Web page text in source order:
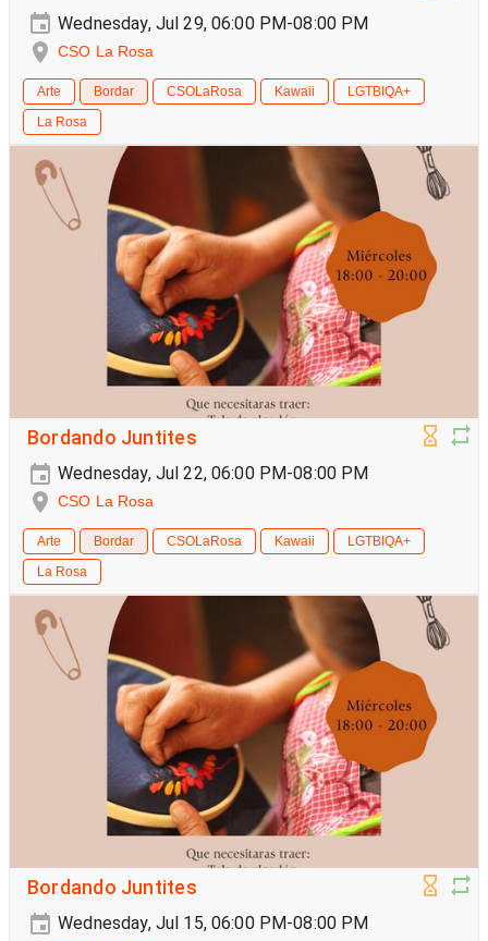
Wednesday, Jul 29, 06:00 PM-08:00 PM
CSO La Rosa
Arte Bordar CSOLaRosa Kawaii
LGTBIQA+
La Rosa
Bordando Juntites
Wednesday, Jul 22, 06:00 PM-08:00 PM
CSO La Rosa
Arte Bordar CSOLaRosa Kawaii
LGTBIQA+
La Rosa
Bordando Juntites
Wednesday, Jul 15, 06:00 PM-08:00 PM